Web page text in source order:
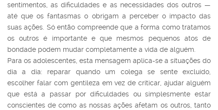
sentimentos, as dificuldades e as necessidades dos outros —
até que os fantasmas o obrigam a perceber o impacto das
suas ações. Só então compreende que a forma como tratamos
os outros é importante e que mesmos pequenos atos de
bondade podem mudar completamente a vida de alguém.
Para os adolescentes, esta mensagem aplica-se a situações do
dia a dia: reparar quando um colega se sente excluído,
escolher falar com gentileza em vez de criticar, ajudar alguém
que está a passar por dificuldades ou simplesmente estar
conscientes de como as nossas ações afetam os outros, tanto